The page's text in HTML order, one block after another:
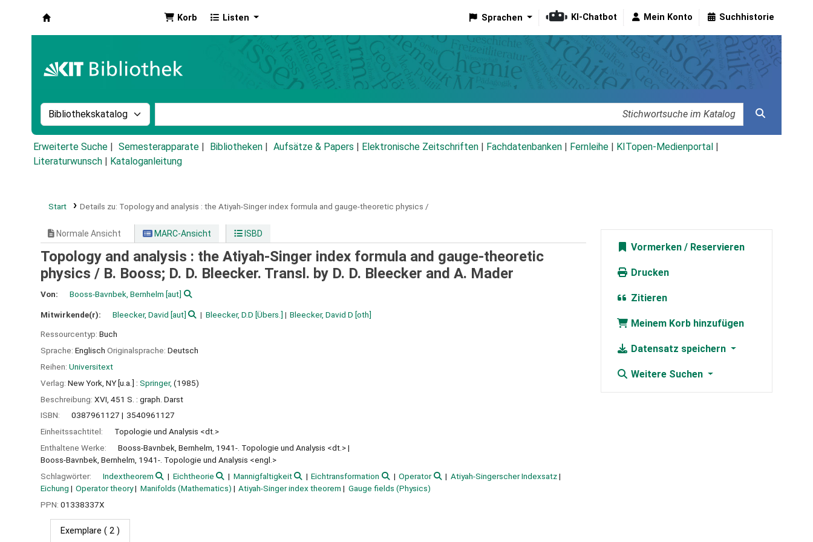
Korb Listen Sprachen KI-Chatbot Mein Konto Suchhistorie
Suche im Katalog nach:
Erweiterte Suche Semesterapparate Bibliotheken Aufsätze & Papers Elektronische Zeitschriften Fachdatenbanken Fernleihe KITopen-Medienportal
Literaturwunsch
Kataloganleitung
Start Details zu: Topology and analysis : the Atiyah-Singer index formula and gauge-theoretic physics /
Normale Ansicht MARC-Ansicht ISBD
Topology and analysis : the Atiyah-Singer index formula and gauge-theoretic
physics / B. Booss; D. D. Bleecker. Transl. by D. D. Bleecker and A. Mader
Von: Booss-Bavnbek, Bernhelm [aut]
Mitwirkende(r): Bleecker, David [aut] Bleecker, D.D [Übers.] Bleecker, David D [oth]
Ressourcentyp: Buch
Sprache: Englisch Originalsprache: Deutsch
Reihen: Universitext
Verlag: New York, NY [u.a.] : Springer, (1985)
Beschreibung: XVI, 451 S. : graph. Darst
ISBN:
0387961127
3540961127
Einheitssachtitel:
Topologie und Analysis <dt.>
Enthaltene Werke:
Booss-Bavnbek, Bernhelm, 1941-. Topologie und Analysis <dt.>
Booss-Bavnbek, Bernhelm, 1941-. Topologie und Analysis <engl.>
Schlagwörter:
Indextheorem Eichtheorie Mannigfaltigkeit Eichtransformation Operator
Atiyah-Singerscher Indexsatz
Eichung
Operator theory Manifolds (Mathematics) Atiyah-Singer index theorem
Gauge fields (Physics)
PPN: 01338337X
Exemplare ( 2 )
Vormerken
Drucken
Zitieren
Meinem Korb hinzufügen
Datensatz speichern
Weitere Suchen